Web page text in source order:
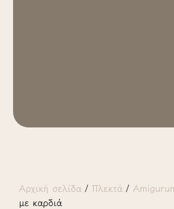
Αρχική σελίδα/Πλεκτά/
με καρδιά